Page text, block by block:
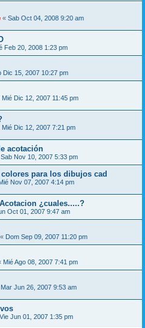
« Sab Oct 04, 2008 9:20 am
Feb 20, 2008 1:23 pm
Dic 15, 2007 10:27 pm
Mié Dic 12, 2007 11:45 pm
Mié Dic 12, 2007 7:21 pm
acotación
Sab Nov 10, 2007 5:33 pm
para los dibujos cad
Nov 07, 2007 4:14 pm
¿cuales.....?
Oct 01, 2007 9:47 am
« Dom Sep 09, 2007 11:20 pm
Mié Ago 08, 2007 7:41 pm
Mar Jun 26, 2007 9:53 am
Vie Jun 01, 2007 1:35 pm